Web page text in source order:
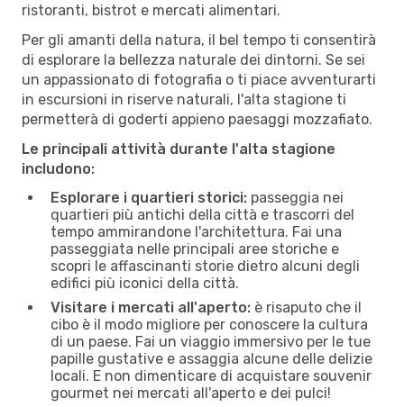
ristoranti, bistrot e mercati alimentari.
Per gli amanti della natura, il bel tempo ti consentirà
di esplorare la bellezza naturale dei dintorni. Se sei
un appassionato di fotografia o ti piace avventurarti
in escursioni in riserve naturali, l'alta stagione ti
permetterà di goderti appieno paesaggi mozzafiato.
Le principali attività durante l'alta stagione
includono:
Esplorare i quartieri storici: passeggia nei
quartieri più antichi della città e trascorri del
tempo ammirandone l'architettura. Fai una
passeggiata nelle principali aree storiche e
scopri le affascinanti storie dietro alcuni degli
edifici più iconici della città.
Visitare i mercati all'aperto: è risaputo che il
cibo è il modo migliore per conoscere la cultura
di un paese. Fai un viaggio immersivo per le tue
papille gustative e assaggia alcune delle delizie
locali. E non dimenticare di acquistare souvenir
gourmet nei mercati all'aperto e dei pulci!